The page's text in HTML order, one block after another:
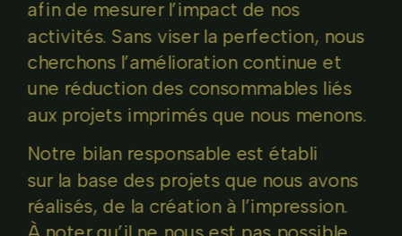
afin de mesurer l’impact de nos
activités. Sans viser la perfection, nous
cherchons l’amélioration continue et
une réduction des consommables liés
aux projets imprimés que nous menons.
Notre bilan responsable est établi
sur la base des projets que nous avons
réalisés, de la création à l’impression.